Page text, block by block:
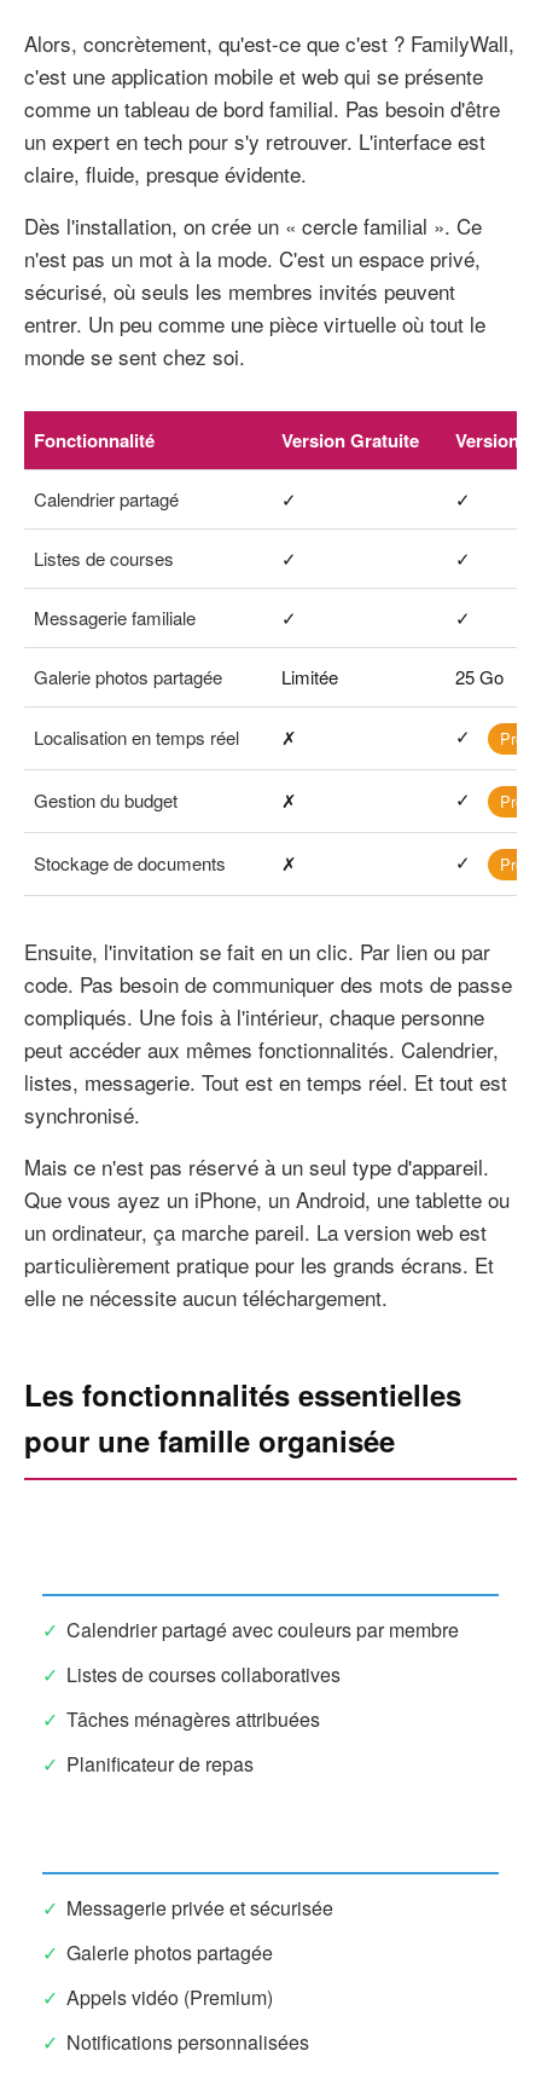
Alors, concrètement, qu'est-ce que c'est ? FamilyWall,
c'est une application mobile et web qui se présente
comme un tableau de bord familial. Pas besoin d'être
un expert en tech pour s'y retrouver. L'interface est
claire, fluide, presque évidente.
Dès l'installation, on crée un « cercle familial ». Ce
n'est pas un mot à la mode. C'est un espace privé,
sécurisé, où seuls les membres invités peuvent
entrer. Un peu comme une pièce virtuelle où tout le
monde se sent chez soi.
Fonctionnalité Version Gratuite Version
Calendrier partagé ✓ ✓
Listes de courses ✓ ✓
Messagerie familiale ✓ ✓
Galerie photos partagée Limitée 25 Go
Localisation en temps réel ✗ ✓
Gestion du budget ✗ ✓
Stockage de documents ✗ ✓
Ensuite, l'invitation se fait en un clic. Par lien ou par
code. Pas besoin de communiquer des mots de passe
compliqués. Une fois à l'intérieur, chaque personne
peut accéder aux mêmes fonctionnalités. Calendrier,
listes, messagerie. Tout est en temps réel. Et tout est
synchronisé.
Mais ce n'est pas réservé à un seul type d'appareil.
Que vous ayez un iPhone, un Android, une tablette ou
un ordinateur, ça marche pareil. La version web est
particulièrement pratique pour les grands écrans. Et
elle ne nécessite aucun téléchargement.
Les fonctionnalités essentielles
pour une famille organisée
Calendrier partagé avec couleurs par membre
Listes de courses collaboratives
Tâches ménagères attribuées
Planificateur de repas
Messagerie privée et sécurisée
Galerie photos partagée
Appels vidéo (Premium)
Notifications personnalisées